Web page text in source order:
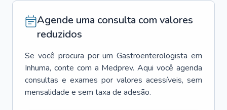
Agende uma consulta com valores
reduzidos
Se você procura por um Gastroenterologista em
Inhuma, conte com a Medprev. Aqui você agenda
consultas e exames por valores acessíveis, sem
mensalidade e sem taxa de adesão.